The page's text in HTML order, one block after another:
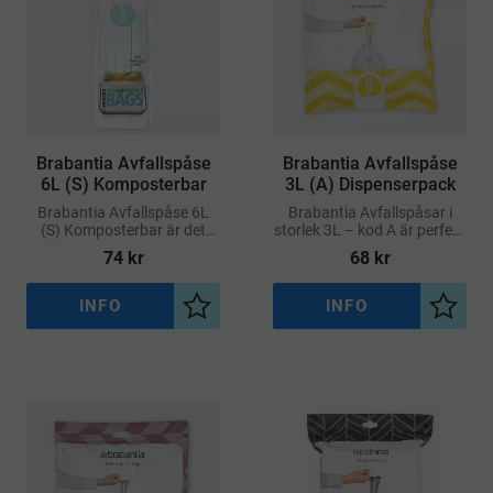
​Brabantia Avfallspåse
6L (S) Komposterbar
Brabantia Avfallspåse 6L
(S) Komposterbar är det
hållbara alternativet för dig
som vill kombinera
bekvämlighet med
miljöhänsyn
74kr
Lägg till i önskelista
INFO
​Brabantia Avfallspåse
3L (A) Dispenserpack
Brabantia Avfallspåsar i
storlek 3L – kod A är perfekt
anpassade för Brabantia-
hinkar med motsvarande
volym
68kr
Lägg
INFO